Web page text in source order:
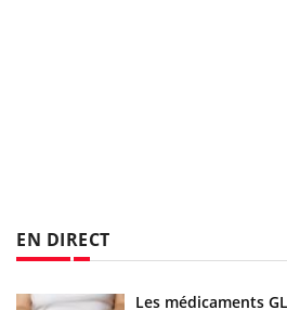
EN DIRECT
Les médicaments